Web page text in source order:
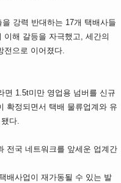
을 강력 반대하는 17개 택배사들
이해 갈등을 자극했고, 세간의
전으로 이어졌다.
면 1.5t미만 영업용 넘버를 신규
확정되면서 택배 물류업계와 유
다.
전국 네트워크를 앞세운 업계간
배사업이 재가동될 수 있는 발